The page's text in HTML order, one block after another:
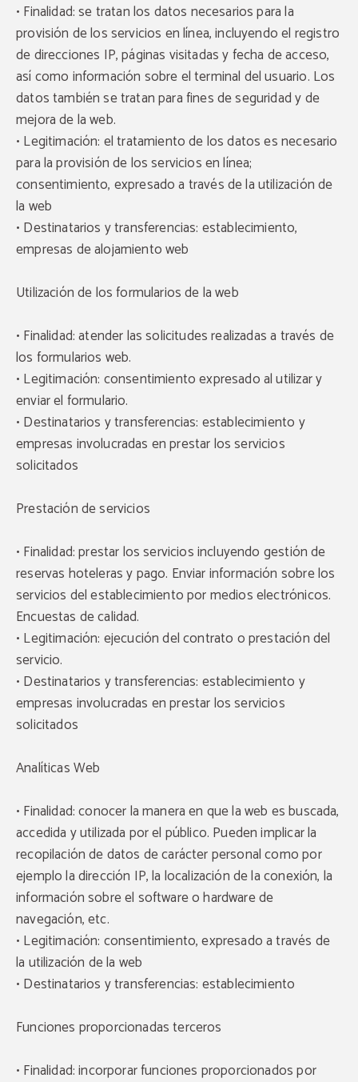
• Finalidad: se tratan los datos necesarios para la
provisión de los servicios en línea, incluyendo el registro
de direcciones IP, páginas visitadas y fecha de acceso,
así como información sobre el terminal del usuario. Los
datos también se tratan para fines de seguridad y de
mejora de la web.
• Legitimación: el tratamiento de los datos es necesario
para la provisión de los servicios en línea;
consentimiento, expresado a través de la utilización de
la web
• Destinatarios y transferencias: establecimiento,
empresas de alojamiento web
Utilización de los formularios de la web
• Finalidad: atender las solicitudes realizadas a través de
los formularios web.
• Legitimación: consentimiento expresado al utilizar y
enviar el formulario.
• Destinatarios y transferencias: establecimiento y
empresas involucradas en prestar los servicios
solicitados
Prestación de servicios
• Finalidad: prestar los servicios incluyendo gestión de
reservas hoteleras y pago. Enviar información sobre los
servicios del establecimiento por medios electrónicos.
Encuestas de calidad.
• Legitimación: ejecución del contrato o prestación del
servicio.
• Destinatarios y transferencias: establecimiento y
empresas involucradas en prestar los servicios
solicitados
Analíticas Web
• Finalidad: conocer la manera en que la web es buscada,
accedida y utilizada por el público. Pueden implicar la
recopilación de datos de carácter personal como por
ejemplo la dirección IP, la localización de la conexión, la
información sobre el software o hardware de
navegación, etc.
• Legitimación: consentimiento, expresado a través de
la utilización de la web
• Destinatarios y transferencias: establecimiento
Funciones proporcionadas terceros
• Finalidad: incorporar funciones proporcionados por